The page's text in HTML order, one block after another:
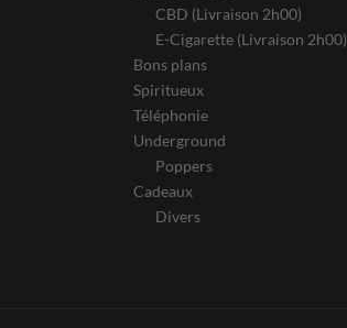
CBD (Livraison 2h00)
E-Cigarette (Livraison 2h00)
Bons plans
Spiritueux
Téléphonie
Underground
Poppers
Cadeaux
Divers